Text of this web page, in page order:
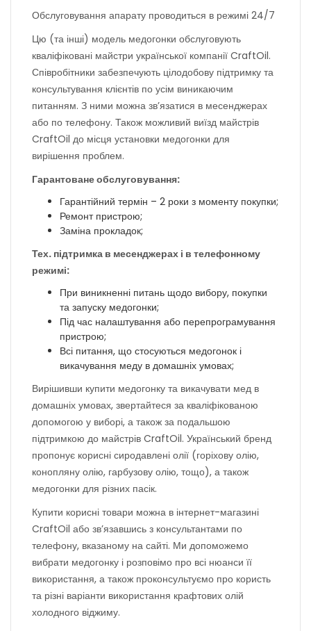
Обслуговування апарату проводиться в режимі 24/7
Цю (та інші) модель медогонки обслуговують
кваліфіковані майстри української компанії CraftOil.
Співробітники забезпечують цілодобову підтримку та
консультування клієнтів по усім виникаючим
питанням. З ними можна зв’язатися в месенджерах
або по телефону. Також можливий виїзд майстрів
CraftOil до місця установки медогонки для
вирішення проблем.
Гарантоване обслуговування:
Гарантійний термін – 2 роки з моменту покупки;
Ремонт пристрою;
Заміна прокладок;
Тех. підтримка в месенджерах і в телефонному
режимі:
При виникненні питань щодо вибору, покупки
та запуску медогонки;
Під час налаштування або перепрограмування
пристрою;
Всі питання, що стосуються медогонок і
викачування меду в домашніх умовах;
Вирішивши купити медогонку та викачувати мед в
домашніх умовах, звертайтеся за кваліфікованою
допомогою у виборі, а також за подальшою
підтримкою до майстрів CraftOil. Український бренд
пропонує корисні сиродавлені олії (горіхову олію,
конопляну олію, гарбузову олію, тощо), а також
медогонки для різних пасік.
Купити корисні товари можна в інтернет-магазині
CraftOil або зв’язавшись з консультантами по
телефону, вказаному на сайті. Ми допоможемо
вибрати медогонку і розповімо про всі нюанси її
використання, а також проконсультуємо про користь
та різні варіанти використання крафтових олій
холодного віджиму.